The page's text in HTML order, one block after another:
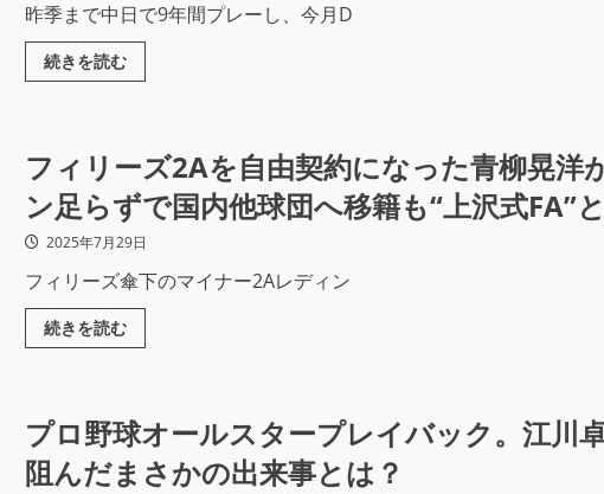
昨季まで中日で9年間プレーし、今月D
続きを読む
フィリーズ2Aを自由契約になった青柳晃洋
ン足らずで国内他球団へ移籍も“上沢式FA”
2025年7月29日
フィリーズ傘下のマイナー2Aレディン
続きを読む
プロ野球オールスタープレイバック。江川
阻んだまさかの出来事とは？